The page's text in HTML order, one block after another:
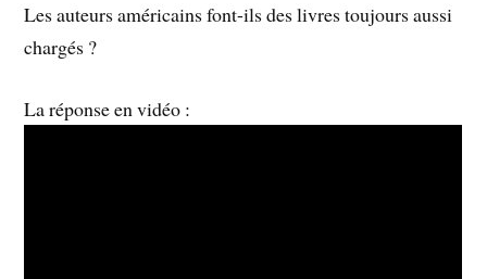
Les auteurs américains font-ils des livres toujours aussi
chargés ?
La réponse en vidéo :